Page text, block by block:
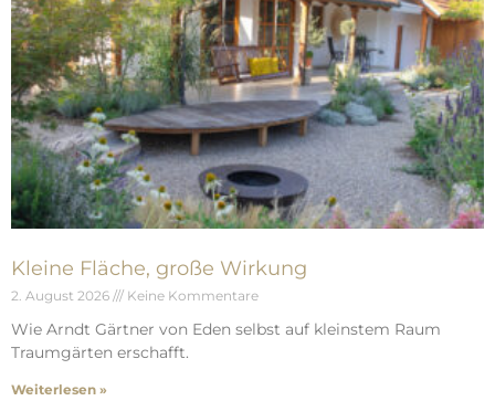
Kleine Fläche, große Wirkung
2. August 2026 Keine Kommentare
Wie Arndt Gärtner von Eden selbst auf kleinstem Raum
Traumgärten erschafft.
Weiterlesen »